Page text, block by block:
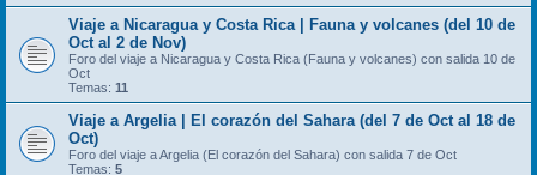
Viaje a Nicaragua y Costa Rica | Fauna y volcanes (del 10 de
Oct al 2 de Nov)
Foro del viaje a Nicaragua y Costa Rica (Fauna y volcanes) con salida 10 de
Oct
Temas: 11
Viaje a Argelia | El corazón del Sahara (del 7 de Oct al 18 de
Oct)
Foro del viaje a Argelia (El corazón del Sahara) con salida 7 de Oct
Temas: 5